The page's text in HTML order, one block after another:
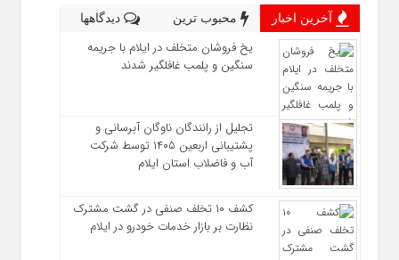
آخرین اخبار محبوب ترین دیدگاهها
یخ‌ فروشان متخلف در ایلام با جریمه
سنگین و پلمب غافلگیر شدند
تجلیل از رانندگان ناوگان آبرسانی و
پشتیبانی اربعین ۱۴۰۵ توسط شرکت
آب و فاضلاب استان ایلام
کشف ۱۰ تخلف صنفی در گشت مشترک
نظارت بر بازار خدمات خودرو در ایلام